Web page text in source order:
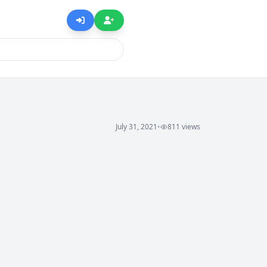
July 31, 2021• 811 views